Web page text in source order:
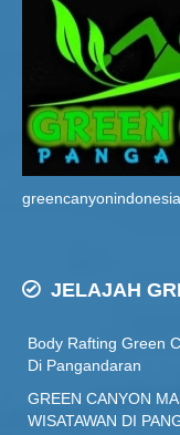
JELAJAH
Body Rafting Green
Di Pangandaran
GREEN CANYON
WISATAWAN DI